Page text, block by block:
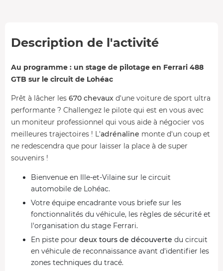
Description de l'activité
Au programme : un stage de pilotage en Ferrari 488
GTB sur le circuit de Lohéac
Prêt à lâcher les 670 chevaux d'une voiture de sport ultra
performante ? Challengez le pilote qui est en vous avec
un moniteur professionnel qui vous aide à négocier vos
meilleures trajectoires ! L'adrénaline monte d'un coup et
ne redescendra que pour laisser la place à de super
souvenirs !
Bienvenue en Ille-et-Vilaine sur le circuit
automobile de Lohéac.
Votre équipe encadrante vous briefe sur les
fonctionnalités du véhicule, les règles de sécurité et
l'organisation du stage Ferrari.
En piste pour deux tours de découverte du circuit
en véhicule de reconnaissance avant d'identifier les
zones techniques du tracé.